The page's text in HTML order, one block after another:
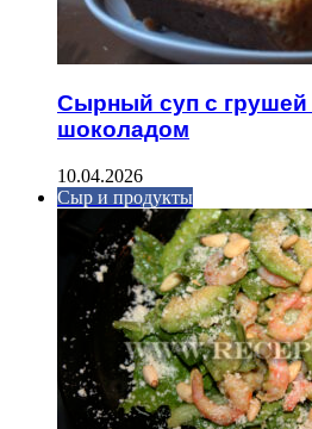
Сырный суп с грушей
шоколадом
10.04.2026
Сыр и продукты